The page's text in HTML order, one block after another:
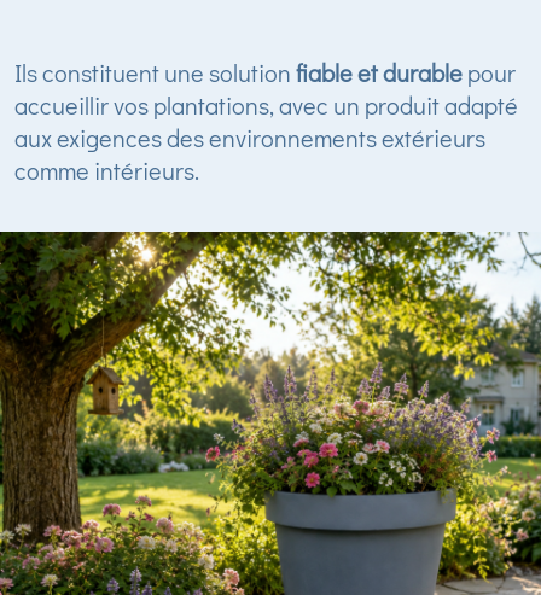
Ils constituent une solutionfiable et durablepour
accueillir vos plantations, avec un produit adapté
aux exigences des environnements extérieurs
comme intérieurs.